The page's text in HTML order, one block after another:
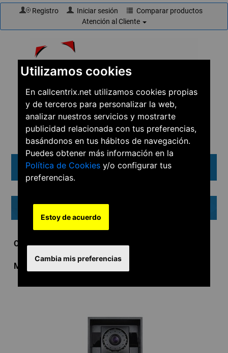
Utilizamos cookies
En callcentrix.net utilizamos cookies propias
y de terceros para personalizar la web,
analizar nuestros servicios y mostrarte
publicidad relacionada con tus preferencias,
basándonos en tus hábitos de navegación.
Puedes obtener más información en la
Política de Cookies y/o configurar tus
preferencias.
Estoy de acuerdo
Cambia mis preferencias
Registro Iniciar sesión
Comparar productos
Atención al Cliente
☎910 61 60 15
Menú
2N
Ordenar por
Mostrar